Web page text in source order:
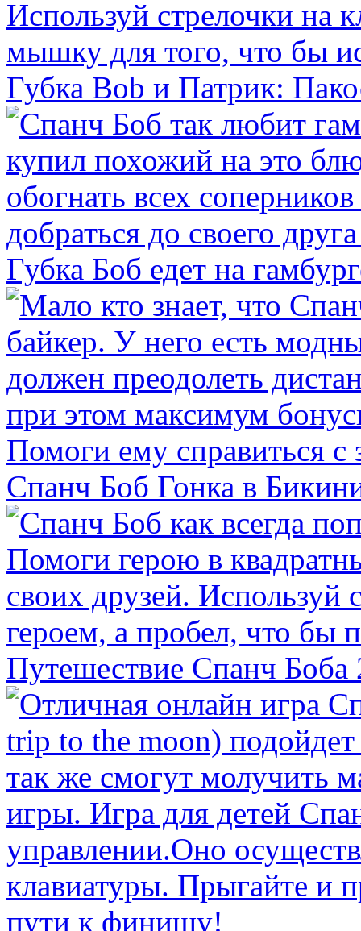
Губка Bob и Патрик:
Губка Боб едет на
Спанч Боб Гонка в
Путешествие Спанч Боба